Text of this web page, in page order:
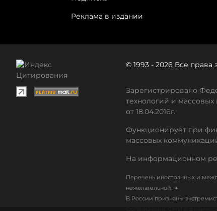
Реклама в издании
© 1993 - 2026 Все
Зарегистрировано
технологий и
от 18.04.2016г.
Функционирует при
массовых
На информационном
Перечень иностранных и
нежелательной: ↓
В России признаны